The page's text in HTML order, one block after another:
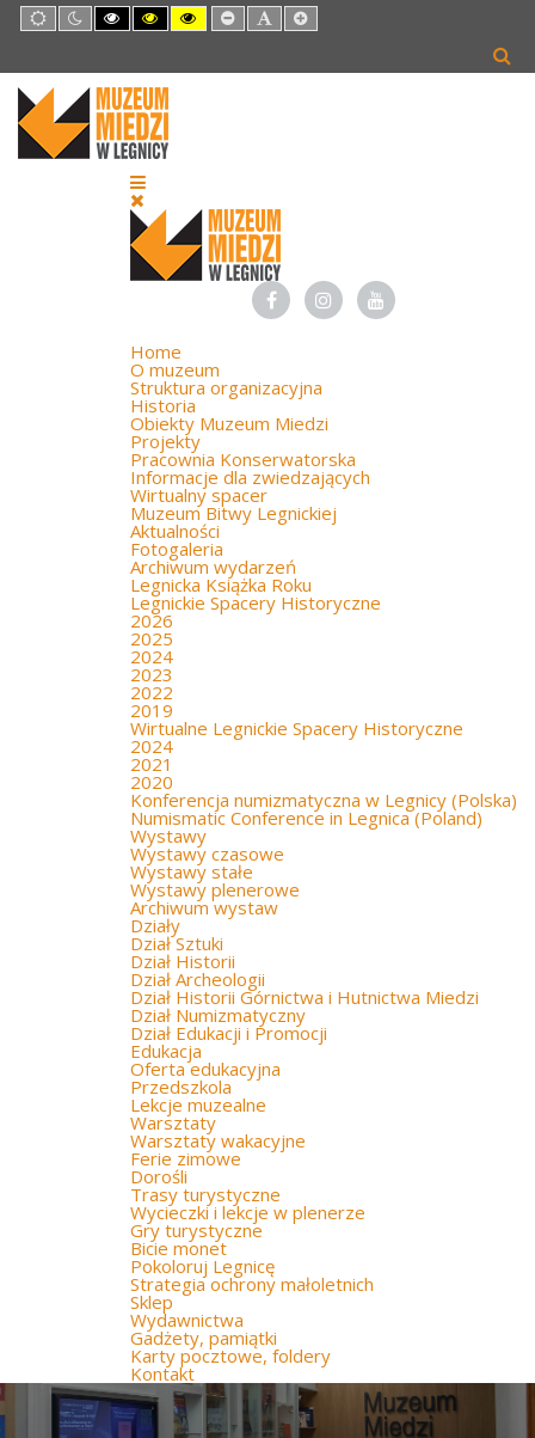
Default
mode
Night
mode
High
Contrast
mode
High
Contrast
mode
High
Contrast
mode
Set
Smaller
Set
Default
Set
Larger
Home
O muzeum
Struktura organizacyjna
Historia
Obiekty Muzeum Miedzi
Projekty
Pracownia Konserwatorska
Informacje dla zwiedzających
Wirtualny spacer
Muzeum Bitwy Legnickiej
Aktualności
Fotogaleria
Archiwum wydarzeń
Legnicka Książka Roku
Legnickie Spacery Historyczne
2026
2025
2024
2023
2022
2019
Wirtualne Legnickie Spacery Historyczne
2024
2021
2020
Konferencja numizmatyczna w Legnicy (Polska)
Numismatic Conference in Legnica (Poland)
Wystawy
Wystawy czasowe
Wystawy stałe
Wystawy plenerowe
Archiwum wystaw
Działy
Dział Sztuki
Dział Historii
Dział Archeologii
Dział Historii Górnictwa i Hutnictwa Miedzi
Dział Numizmatyczny
Dział Edukacji i Promocji
Edukacja
Oferta edukacyjna
Przedszkola
Lekcje muzealne
Warsztaty
Warsztaty wakacyjne
Ferie zimowe
Dorośli
Trasy turystyczne
Wycieczki i lekcje w plenerze
Gry turystyczne
Bicie monet
Pokoloruj Legnicę
Strategia ochrony małoletnich
Sklep
Wydawnictwa
Gadżety, pamiątki
Karty pocztowe, foldery
Kontakt